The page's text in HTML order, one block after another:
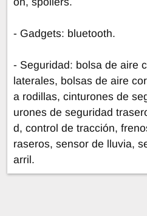
- Gadgets: bluetooth.
- Seguridad: bolsa de aire
laterales, bolsas de aire
a rodillas, cinturones de
urones de seguridad
d, control de tracción,
raseros, sensor de lluvia,
arril.